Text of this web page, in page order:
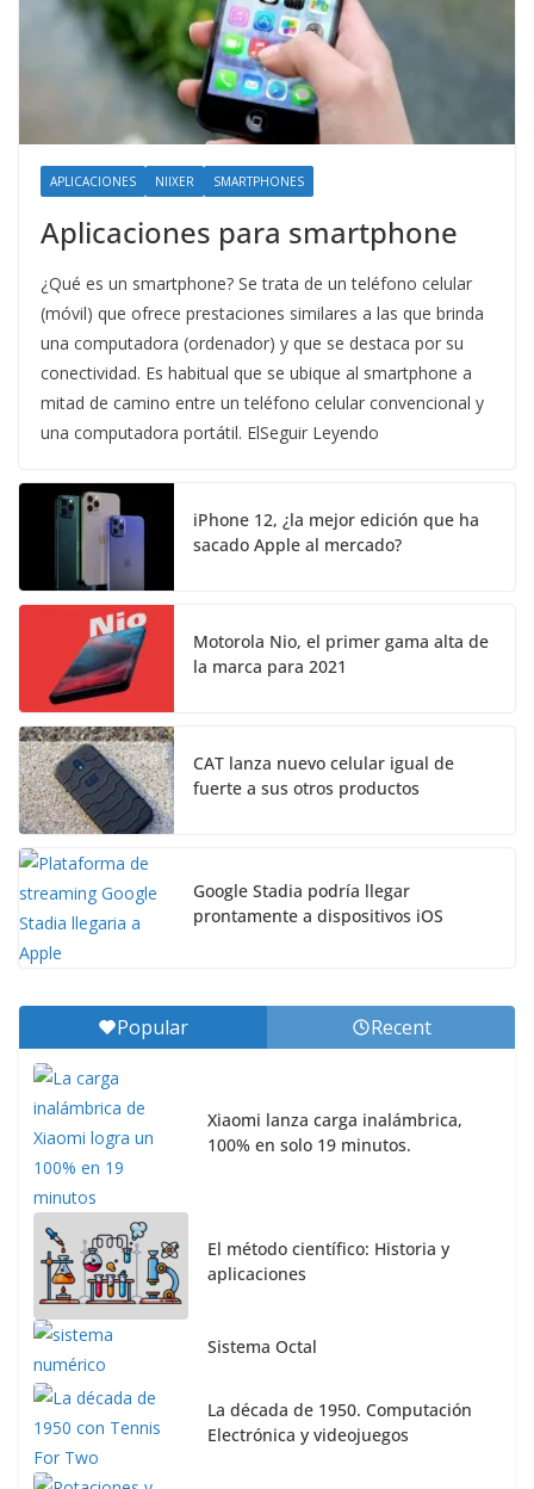
APLICACIONES NIIXER SMARTPHONES
Aplicaciones para smartphone
¿Qué es un smartphone? Se trata de un teléfono celular
(móvil) que ofrece prestaciones similares a las que brinda
una computadora (ordenador) y que se destaca por su
conectividad. Es habitual que se ubique al smartphone a
mitad de camino entre un teléfono celular convencional y
una computadora portátil. ElSeguir Leyendo
iPhone 12, ¿la mejor edición que ha
sacado Apple al mercado?
Motorola Nio, el primer gama alta de
la marca para 2021
CAT lanza nuevo celular igual de
fuerte a sus otros productos
Google Stadia podría llegar
prontamente a dispositivos iOS
Popular Recent
Xiaomi lanza carga inalámbrica,
100% en solo 19 minutos.
El método científico: Historia y
aplicaciones
Sistema Octal
La década de 1950. Computación
Electrónica y videojuegos